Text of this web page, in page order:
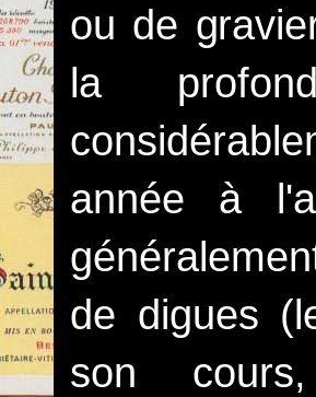
ou de
la
année à
de digues
son